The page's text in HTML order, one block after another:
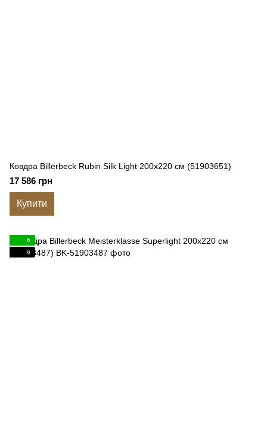
Ковдра Billerbeck Rubin Silk Light 200x220 см (51903651)
17 586 грн
Купити
6
6